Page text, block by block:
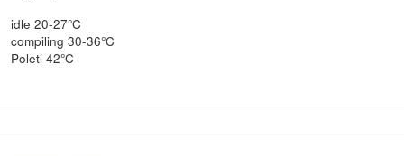
idle 20-27°C
compiling 30-36°C
Poleti 42°C